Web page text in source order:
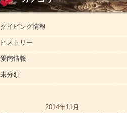
ダイビング情報
ヒストリー
愛南情報
未分類
2014年11月